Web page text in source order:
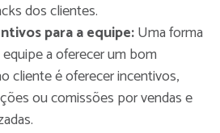
dos clientes.
para a equipe:Uma forma
a oferecer um bom
cliente é oferecer incentivos,
ou comissões por vendas e